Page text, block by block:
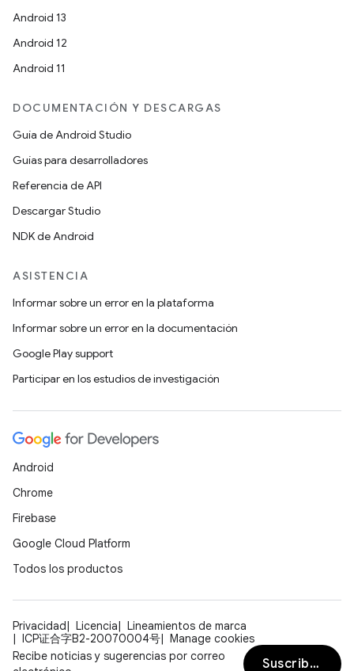
Android 13
Android 12
Android 11
DOCUMENTACIÓN Y DESCARGAS
Guía de Android Studio
Guías para desarrolladores
Referencia de API
Descargar Studio
NDK de Android
ASISTENCIA
Informar sobre un error en la plataforma
Informar sobre un error en la documentación
Google Play support
Participar en los estudios de investigación
Android
Chrome
Firebase
Google Cloud Platform
Todos los productos
Privacidad Licencia
Lineamientos de marca
ICP证合字B2-20070004号
Manage cookies
Recibe noticias y sugerencias por correo
Suscribirse